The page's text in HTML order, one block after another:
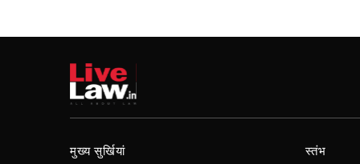
मुख्य सुर्खियां स्तंभ